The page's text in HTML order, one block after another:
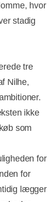
hvor
stadig
tre
Nilhe,
ikke
som
for
for
lægger